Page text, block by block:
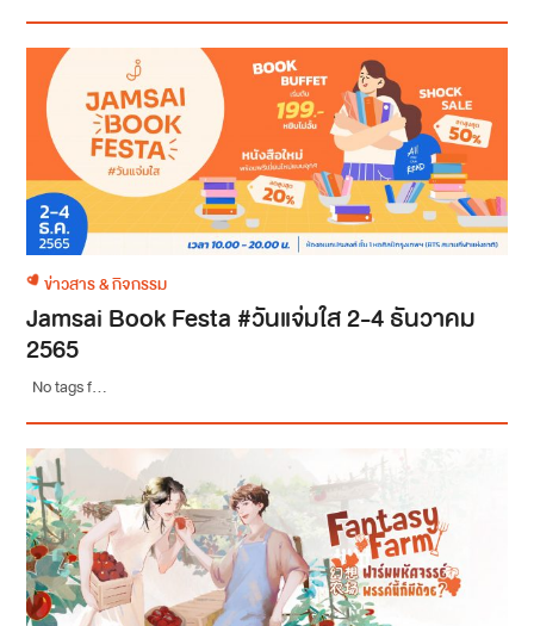
ข่าวสาร & กิจกรรม
Jamsai Book Festa #วันแจ่มใส 2-4 ธันวาคม
2565
No tags f...